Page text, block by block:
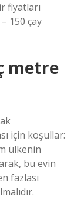
fiyatları
150 çay
metre
için koşullar:
ülkenin
bu evin
fazlası